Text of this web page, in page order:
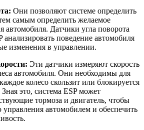
Они позволяют системе определить
самым определить желаемое
автомобиля. Датчики угла поворота
анализировать поведение автомобиля
изменения в управлении.
Эти датчики измеряют скорость
автомобиля. Они необходимы для
колесо скользит или блокируется
это, система ESP может
тормоза и двигатель, чтобы
управления автомобилем и обеспечить